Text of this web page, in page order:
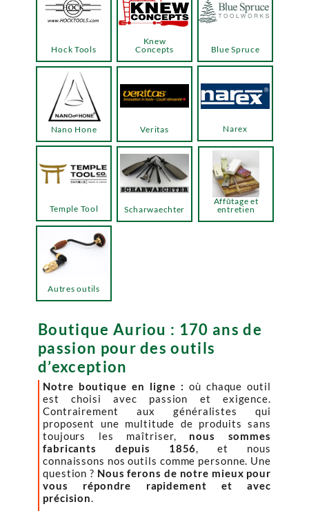
Boutique Auriou : 170 ans de
passion pour des outils
d’exception
Notre boutique en ligne : où chaque outil
est choisi avec passion et exigence.
Contrairement aux généralistes qui
proposent une multitude de produits sans
toujours les maîtriser, nous sommes
fabricants depuis 1856, et nous
connaissons nos outils comme personne. Une
question ? Nous ferons de notre mieux pour
vous répondre rapidement et avec
précision.
Hock Tools
Knew
Concepts
Temple Tool
Blue Spruce
Narex
Veritas
Nano Hone
Autres outils
Scharwaechter
Affûtage et
entretien